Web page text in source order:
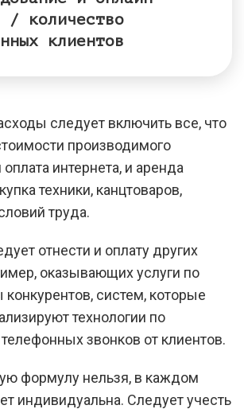
/
количество
клиентов
следует включить все, что
производимого
интернета, и аренда
техники, канцтоваров,
труда.
отнести и оплату других
оказывающих услуги по
конкурентов, систем, которые
технологии по
звонков от клиентов.
формулу нельзя, в каждом
индивидуальна. Следует учесть